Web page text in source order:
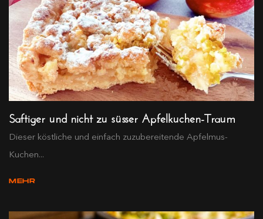
Saftiger und nicht zu süsser Apfelkuchen-Traum
Dieser köstliche und einfach zuzubereitende Apfelmus-
Kuchen...
MEHR